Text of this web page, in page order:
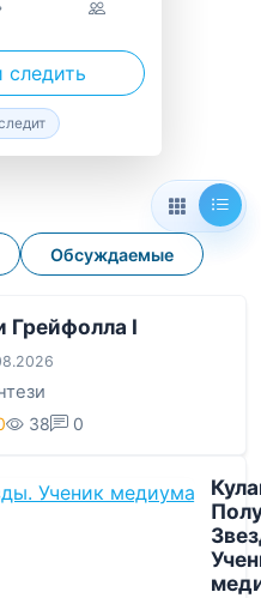
следить
Обсуждаемые
Грейфолла I
38 0